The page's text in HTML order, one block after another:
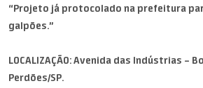
“Projeto já protocolado na prefeitura
galpões.”
LOCALIZAÇÃO: Avenida das Indústrias –
Perdões/SP.